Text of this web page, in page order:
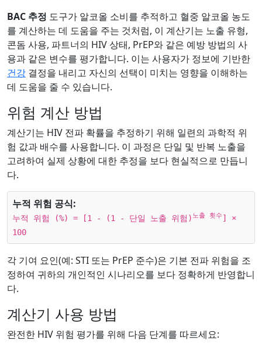
BAC 추정 도구가 알코올 소비를 추적하고 혈중 알코올 농도
를 계산하는 데 도움을 주는 것처럼, 이 계산기는 노출 유형,
콘돔 사용, 파트너의 HIV 상태, PrEP와 같은 예방 방법의 사
용과 같은 변수를 평가합니다. 이는 사용자가 정보에 기반한
건강 결정을 내리고 자신의 선택이 미치는 영향을 이해하는
데 도움을 줄 수 있습니다.
위험 계산 방법
계산기는 HIV 전파 확률을 추정하기 위해 일련의 과학적 위
험 값과 배수를 사용합니다. 이 과정은 단일 및 반복 노출을
고려하여 실제 상황에 대한 추정을 보다 현실적으로 만듭니
다.
누적 위험 공식:
누적 위험 (%) = [1 - (1 - 단일 노출 위험) 노출 횟수] ×
100
각 기여 요인(예: STI 또는 PrEP 준수)은 기본 전파 위험을 조
정하여 귀하의 개인적인 시나리오를 보다 정확하게 반영합니
다.
계산기 사용 방법
완전한 HIV 위험 평가를 위해 다음 단계를 따르세요: